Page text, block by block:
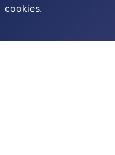
cookies.